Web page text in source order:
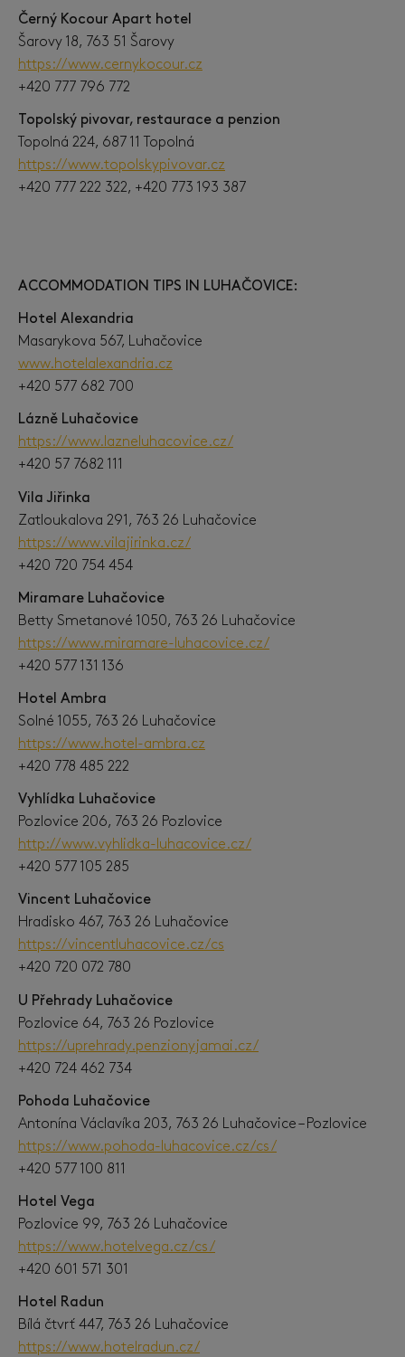
Černý Kocour Apart hotel
Šarovy 18, 763 51 Šarovy
https://www.cernykocour.cz
+420 777 796 772
Topolský pivovar, restaurace a penzion
Topolná 224, 687 11 Topolná
https://www.topolskypivovar.cz
+420 777 222 322, +420 773 193 387
ACCOMMODATION TIPS IN LUHAČOVICE:
Hotel Alexandria
Masarykova 567, Luhačovice
www.hotelalexandria.cz
+420 577 682 700
Lázně Luhačovice
https://www.lazneluhacovice.cz/
+420 57 7682 111
Vila Jiřinka
Zatloukalova 291, 763 26 Luhačovice
https://www.vilajirinka.cz/
+420 720 754 454
Miramare Luhačovice
Betty Smetanové 1050, 763 26 Luhačovice
https://www.miramare-luhacovice.cz/
+420 577 131 136
Hotel Ambra
Solné 1055, 763 26 Luhačovice
https://www.hotel-ambra.cz
+420 778 485 222
Vyhlídka Luhačovice
Pozlovice 206, 763 26 Pozlovice
http://www.vyhlidka-luhacovice.cz/
+420 577 105 285
Vincent Luhačovice
Hradisko 467, 763 26 Luhačovice
https://vincentluhacovice.cz/cs
+420 720 072 780
U Přehrady Luhačovice
Pozlovice 64, 763 26 Pozlovice
https://uprehrady.penzionyjamai.cz/
+420 724 462 734
Pohoda Luhačovice
Antonína Václavíka 203, 763 26 Luhačovice – Pozlovice
https://www.pohoda-luhacovice.cz/cs/
+420 577 100 811
Hotel Vega
Pozlovice 99, 763 26 Luhačovice
https://www.hotelvega.cz/cs/
+420 601 571 301
Hotel Radun
Bílá čtvrť 447, 763 26 Luhačovice
https://www.hotelradun.cz/